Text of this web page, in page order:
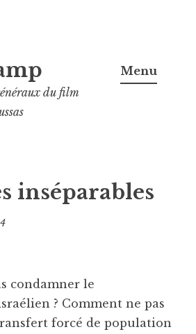
du film
Menu
inséparables
condamner le
? Comment ne pas
forcé de population